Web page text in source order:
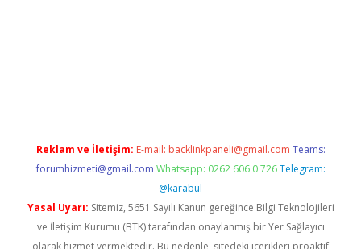
Reklam ve İletişim: E-mail: backlinkpaneli@gmail.com Teams:
forumhizmeti@gmail.com Whatsapp: 0262 606 0 726 Telegram:
@karabul
Yasal Uyarı: Sitemiz, 5651 Sayılı Kanun gereğince Bilgi Teknolojileri
ve İletişim Kurumu (BTK) tarafından onaylanmış bir Yer Sağlayıcı
olarak hizmet vermektedir. Bu nedenle, sitedeki içerikleri proaktif